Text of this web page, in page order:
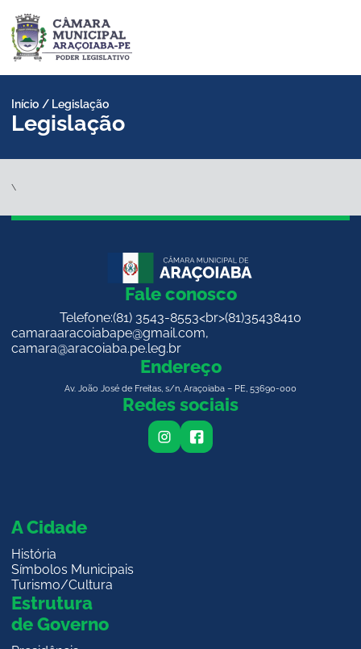
para
conteúdo
Início / Legislação
Legislação
\
Fale conosco
Telefone:(81) 3543-8553<br>(81)35438410
camaraaracoiabape@gmail.com,
camara@aracoiaba.pe.leg.br
Endereço
Av. João José de Freitas, s/n, Araçoiaba – PE, 53690-000
Redes sociais
i
s
f
c
A Cidade
História
Símbolos Municipais
Turismo/Cultura
Estrutura
de Governo